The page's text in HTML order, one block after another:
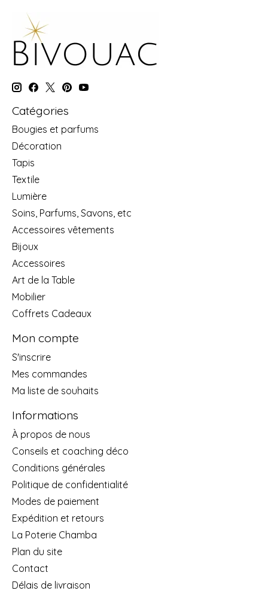
Catégories
Bougies et parfums
Décoration
Tapis
Textile
Lumière
Soins, Parfums, Savons, etc
Accessoires vêtements
Bijoux
Accessoires
Art de la Table
Mobilier
Coffrets Cadeaux
Mon compte
S'inscrire
Mes commandes
Ma liste de souhaits
Informations
À propos de nous
Conseils et coaching déco
Conditions générales
Politique de confidentialité
Modes de paiement
Expédition et retours
La Poterie Chamba
Plan du site
Contact
Délais de livraison